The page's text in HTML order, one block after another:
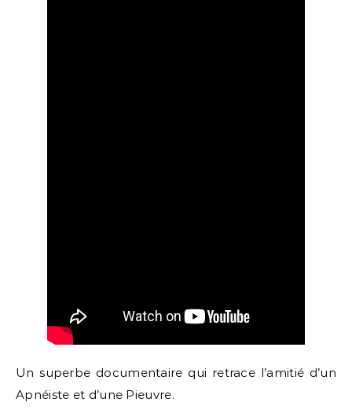
Un superbe documentaire qui retrace l’amitié d’un
Apnéiste et d’une Pieuvre.